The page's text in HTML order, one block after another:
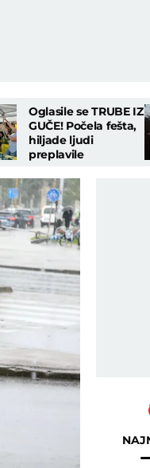
Oglasile se TRUBE IZ
GUČE! Počela fešta,
hiljade ljudi
preplavile
igra i nazdravlja